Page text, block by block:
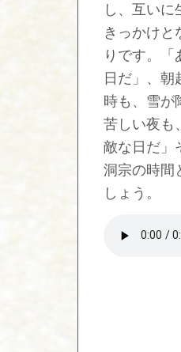
し、互いに
きっかけと
りです。「
日だ」、朝
時も、雪が
苦しい夜も
敵な日だ」
洞宗の時間
しょう。